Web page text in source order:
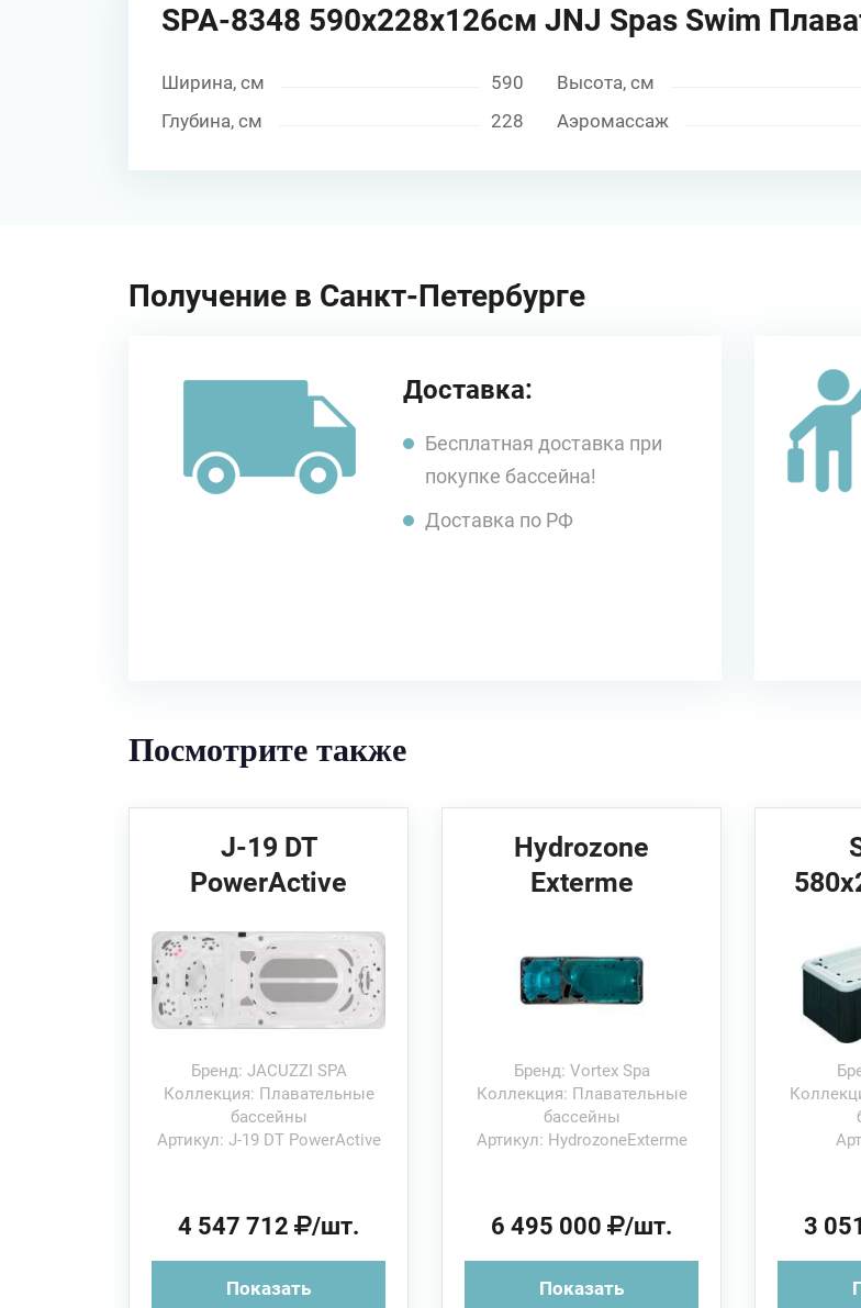
SPA-8348 590х228х126см JNJ Spas Swim
Ширина, см
590
Глубина, см
228
Высота, см
Аэромассаж
Получение в Санкт-Петербурге
Доставка:
Бесплатная доставка при
покупке бассейна!
Доставка по РФ
Посмотрите также
J-19 DT
PowerActive
Плавательный
бассейн
Бренд: JACUZZI SPA
Коллекция: Плавательные
бассейны
Артикул: J-19 DT PowerActive
4 547 712 /шт.
Показать
Hydrozone
Exterme
Vortex Spas
Плавательный
Exterme
Бренд: Vortex Spa
Коллекция: Плавательные
бассейны
Артикул: HydrozoneExterme
6 495 000 /шт.
Показать
3